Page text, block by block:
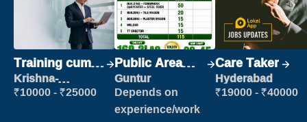
Training cum
Placement
Krishna-
vijayawada
₹10000 - ₹25000
Public Area
Cleaner
Guntur
Depends on
experience/work
Care Taker
Hyderabad
₹19000 - ₹40000